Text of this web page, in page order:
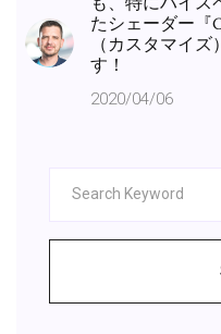
たシェーダー『
（カスタマイ
す！
2020/04/06